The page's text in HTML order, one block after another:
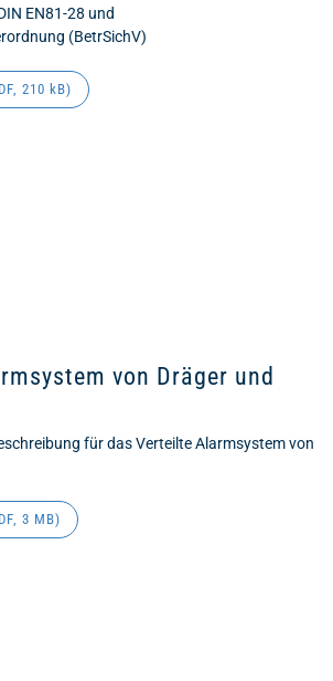
EN81-28 und
(BetrSichV)
, 210 kB)
von Dräger und
für das Verteilte Alarmsystem von
, 3 MB)